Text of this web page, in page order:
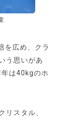
を広め、クラ
う思いがあ
は40kgのホ
リスタル、